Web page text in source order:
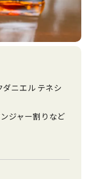
ニエル テネシ
ジャー割りなど